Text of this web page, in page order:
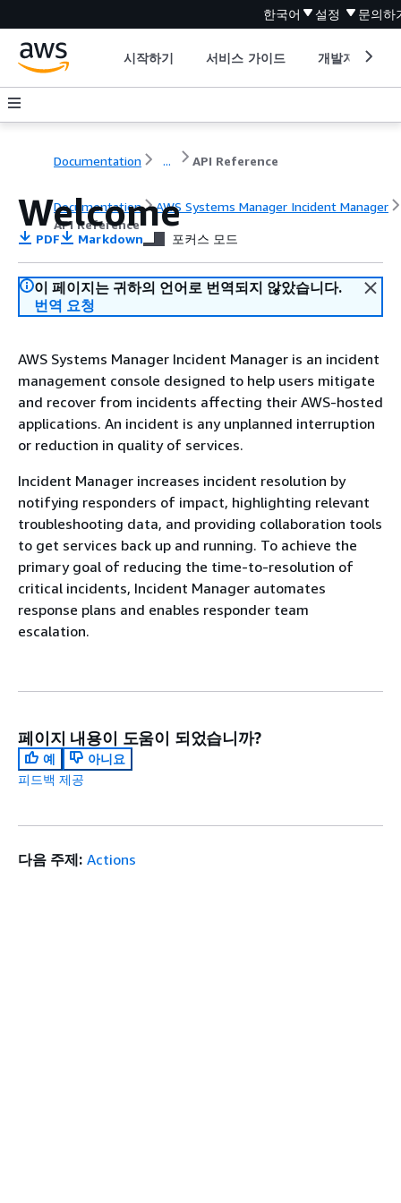
한국어 설정 문의하
시작하기 서비스 가이드 개발자 도구
Documentation ... API Reference
Documentation
AWS Systems Manager Incident Manager
API Reference
Welcome
PDF Markdown 포커스 모드
이 페이지는 귀하의 언어로 번역되지 않았습니다.
번역 요청
AWS Systems Manager Incident Manager is an incident
management console designed to help users mitigate
and recover from incidents affecting their AWS-hosted
applications. An incident is any unplanned interruption
or reduction in quality of services.
Incident Manager increases incident resolution by
notifying responders of impact, highlighting relevant
troubleshooting data, and providing collaboration tools
to get services back up and running. To achieve the
primary goal of reducing the time-to-resolution of
critical incidents, Incident Manager automates
response plans and enables responder team
escalation.
페이지 내용이 도움이 되었습니까?
예
아니요
피드백 제공
다음 주제: Actions